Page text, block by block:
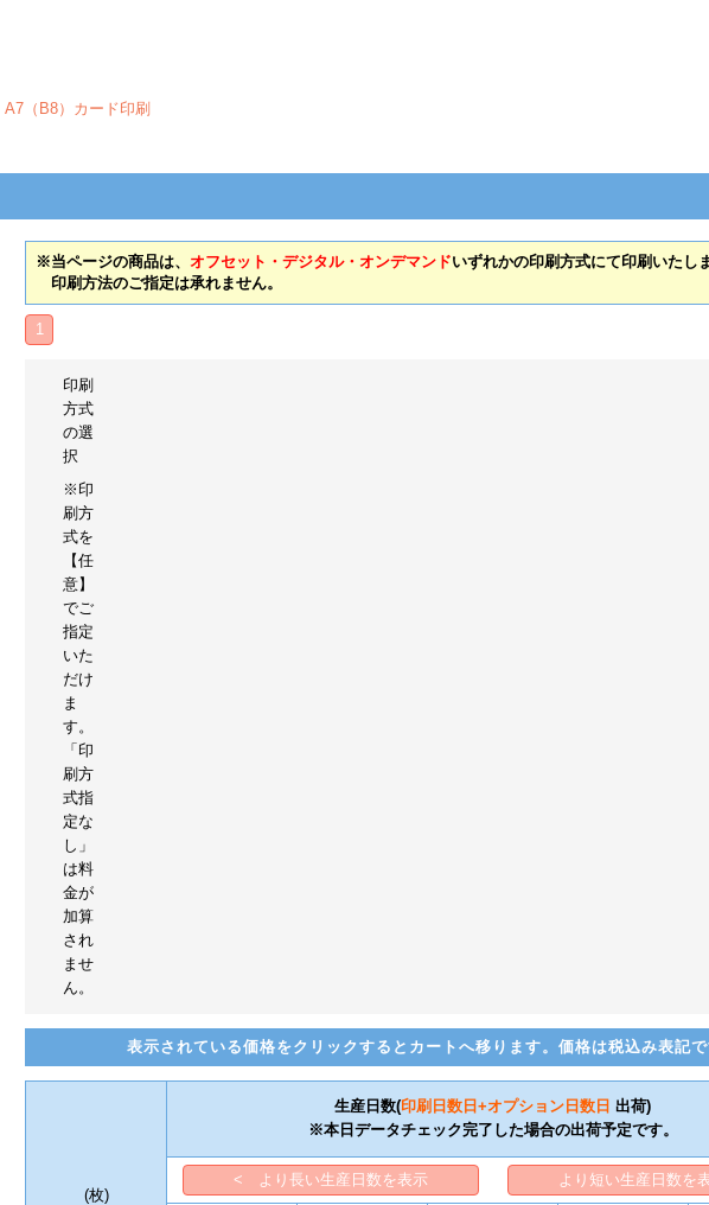
A7（B8）カード印刷
※当ページの商品は、 オフセット・デジタル・オンデマンドいずれかの印刷方式にて印刷いたし
印刷方法のご指定は承れません。
1
印刷
方式
の選
択
※印
刷方
式を
【任
意】
でご
指定
いた
だけ
ま
す。
「印
刷方
式指
定な
し」
は料
金が
加算
され
ませ
ん。
表示されている価格をクリックするとカートへ移ります。価格は税込み表記で
(枚)
生産日数(印刷日数 日+オプション日数 日 出荷)
※本日データチェック完了した場合の出荷予定です。
< より長い生産日数を表示 より短い生産日数